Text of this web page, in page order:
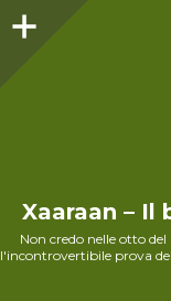
Xaaraan – Il
Non credo nelle otto
l'incontrovertibile prova